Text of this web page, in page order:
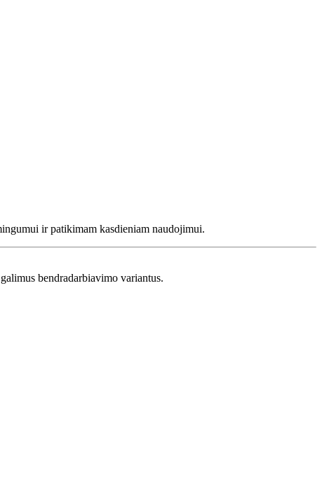
ir patikimam kasdieniam naudojimui.
bendradarbiavimo variantus.